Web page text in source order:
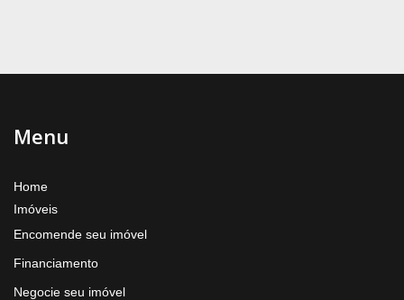
Menu
Home
Imóveis
Encomende seu imóvel
Financiamento
Negocie seu imóvel